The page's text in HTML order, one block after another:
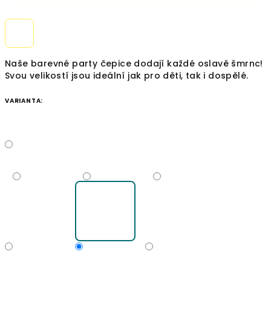
Naše barevné party čepice dodají každé oslavě šmrnc!
Svou velikostí jsou ideální jak pro děti, tak i dospělé.
VARIANTA: